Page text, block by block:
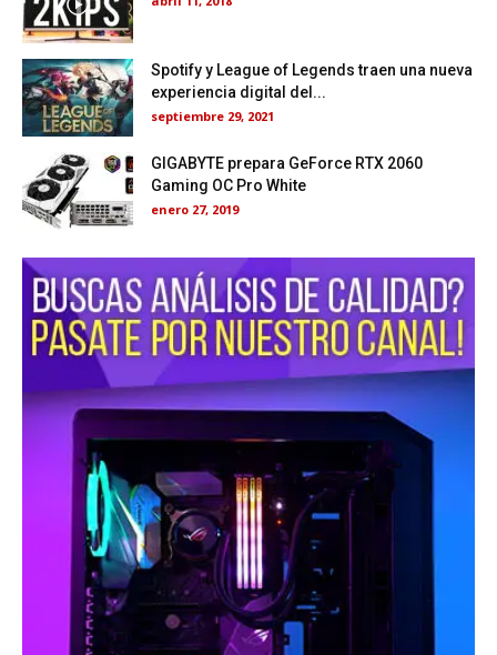
Spotify y League of Legends traen una nueva
experiencia digital del...
septiembre 29, 2021
GIGABYTE prepara GeForce RTX 2060
Gaming OC Pro White
enero 27, 2019